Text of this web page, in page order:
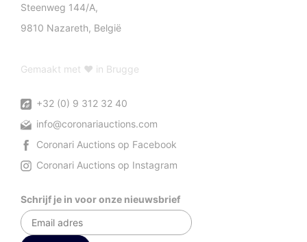
Steenweg 144/A,
9810 Nazareth, België
Gemaakt met ♥ in Brugge
+32 (0) 9 312 32 40
info@coronariauctions.com
Coronari Auctions op Facebook
Coronari Auctions op Instagram
Schrijf je in voor onze nieuwsbrief